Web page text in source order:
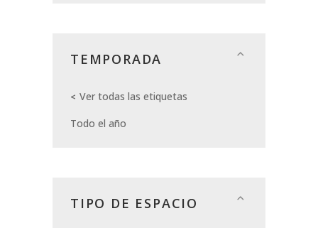
TEMPORADA
Ver todas las etiquetas
Todo el año
TIPO DE ESPACIO